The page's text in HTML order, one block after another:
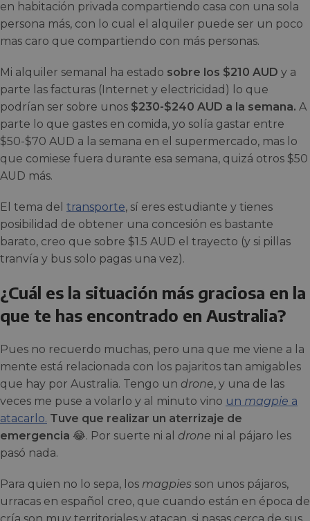
en habitación privada compartiendo casa con una sola
persona más, con lo cual el alquiler puede ser un poco
mas caro que compartiendo con más personas.
Mi alquiler semanal ha estado sobre los $210 AUD y a
parte las facturas (Internet y electricidad) lo que
podrían ser sobre unos $230-$240 AUD a la semana. A
parte lo que gastes en comida, yo solía gastar entre
$50-$70 AUD a la semana en el supermercado, mas lo
que comiese fuera durante esa semana, quizá otros $50
AUD más.
El tema del transporte, sí eres estudiante y tienes
posibilidad de obtener una concesión es bastante
barato, creo que sobre $1.5 AUD el trayecto (y si pillas
tranvía y bus solo pagas una vez).
¿Cuál es la situación más graciosa en la
que te has encontrado en Australia?
Pues no recuerdo muchas, pero una que me viene a la
mente está relacionada con los pajaritos tan amigables
que hay por Australia. Tengo un drone, y una de las
veces me puse a volarlo y al minuto vino un magpie a
atacarlo. Tuve que realizar un aterrizaje de
emergencia 😂. Por suerte ni al drone ni al pájaro les
pasó nada.
Para quien no lo sepa, los magpies son unos pájaros,
urracas en español creo, que cuando están en época de
cría son muy territoriales y atacan, si pasas cerca de sus